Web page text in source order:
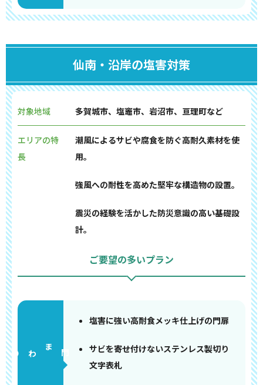
仙南・沿岸の塩害対策
対象地域 多賀城市、塩竈市、岩沼市、亘理町など
エリアの特
長
潮風によるサビや腐食を防ぐ高耐久素材を使
用。
強風への耐性を高めた堅牢な構造物の設置。
震災の経験を活かした防災意識の高い基礎設
計。
ご要望の多いプラン
門まわり
塩害に強い高耐食メッキ仕上げの門扉
サビを寄せ付けないステンレス製切り
文字表札